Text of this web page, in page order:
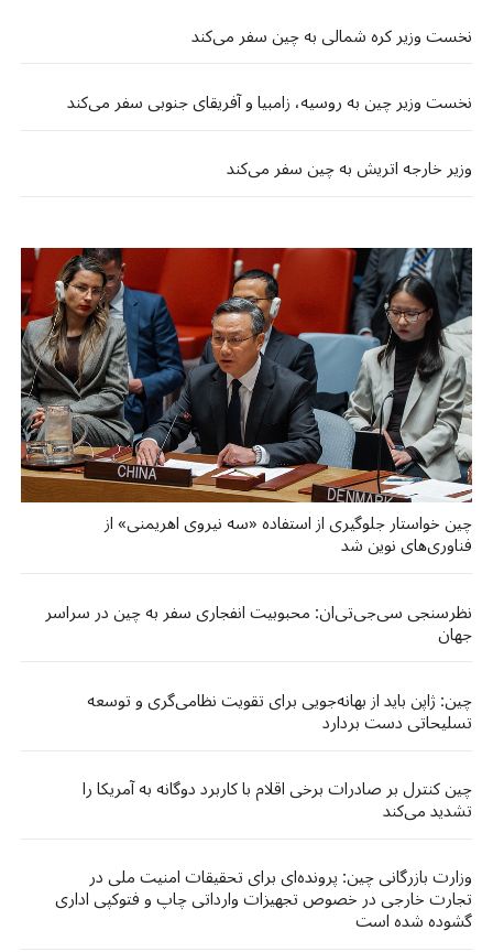
نخست وزیر کره شمالی به چین سفر می‌کند
نخست وزیر چین به روسیه، زامبیا و آفریقای جنوبی سفر می‌کند
وزیر خارجه اتریش به چین سفر می‌کند
چین خواستار جلوگیری از استفاده «سه نیروی اهریمنی» از
فناوری‌های نوین شد
نظرسنجی سی‌جی‌تی‌ان: محبوبیت انفجاری سفر به چین در سراسر
جهان
چین: ژاپن باید از بهانه‌جویی برای تقویت نظامی‌گری و توسعه
تسلیحاتی دست بردارد
چین کنترل بر صادرات برخی اقلام با کاربرد دوگانه به آمریکا را
تشدید می‌کند
وزارت بازرگانی چین: پرونده‌ای برای تحقیقات امنیت ملی در
تجارت خارجی در خصوص تجهیزات وارداتی چاپ و فتوکپی اداری
گشوده شده است